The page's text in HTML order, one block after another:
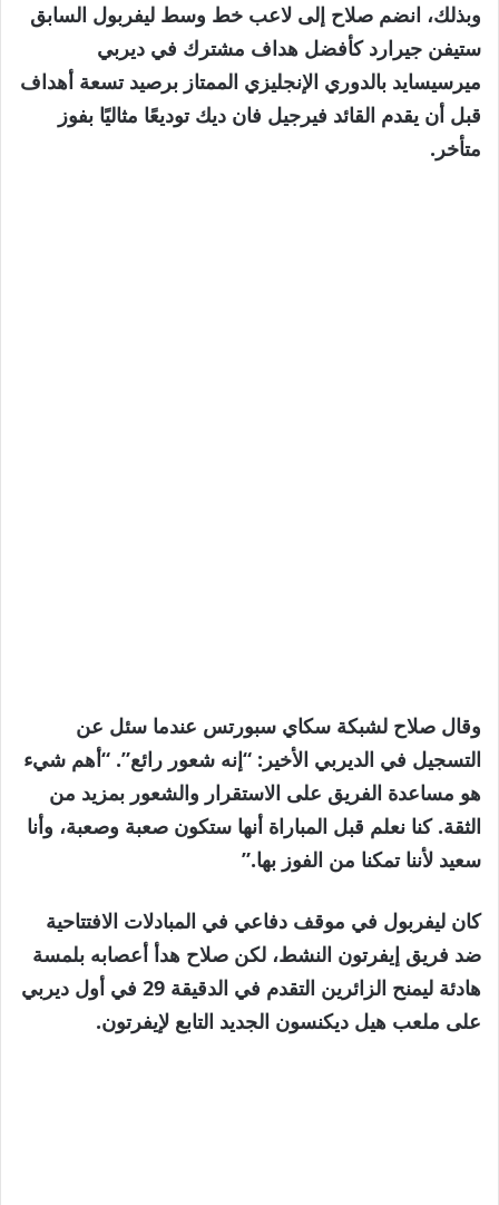
وبذلك، انضم صلاح إلى لاعب خط وسط ليفربول السابق
ستيفن جيرارد كأفضل هداف مشترك في ديربي
ميرسيسايد بالدوري الإنجليزي الممتاز برصيد تسعة أهداف
قبل أن يقدم القائد فيرجيل فان ديك توديعًا مثاليًا بفوز
متأخر.
وقال صلاح لشبكة سكاي سبورتس عندما سئل عن
التسجيل في الديربي الأخير: “إنه شعور رائع”. “أهم شيء
هو مساعدة الفريق على الاستقرار والشعور بمزيد من
الثقة. كنا نعلم قبل المباراة أنها ستكون صعبة وصعبة، وأنا
سعيد لأننا تمكنا من الفوز بها.”
كان ليفربول في موقف دفاعي في المبادلات الافتتاحية
ضد فريق إيفرتون النشط، لكن صلاح هدأ أعصابه بلمسة
هادئة ليمنح الزائرين التقدم في الدقيقة 29 في أول ديربي
على ملعب هيل ديكنسون الجديد التابع لإيفرتون.